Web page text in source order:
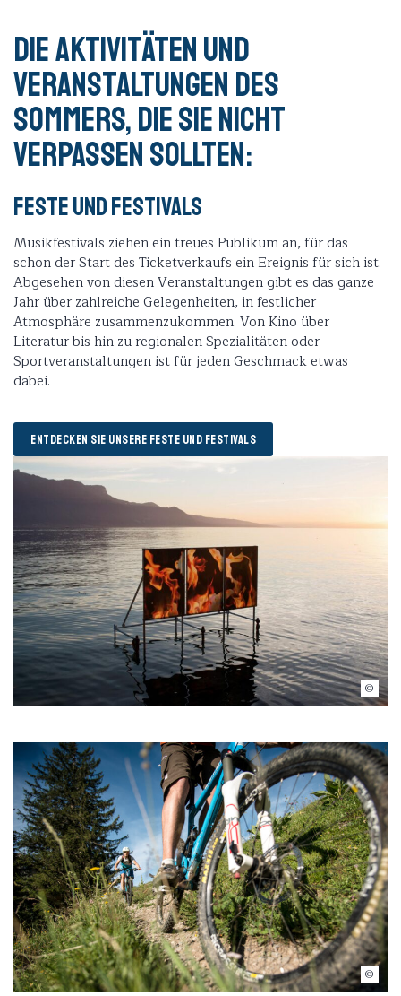
Die Aktivitäten und
Veranstaltungen des
Sommers, die Sie nicht
verpassen sollten:
Feste und Festivals
Musikfestivals ziehen ein treues Publikum an, für das
schon der Start des Ticketverkaufs ein Ereignis für sich ist.
Abgesehen von diesen Veranstaltungen gibt es das ganze
Jahr über zahlreiche Gelegenheiten, in festlicher
Atmosphäre zusammenzukommen. Von Kino über
Literatur bis hin zu regionalen Spezialitäten oder
Sportveranstaltungen ist für jeden Geschmack etwas
dabei.
ENTDECKEN SIE UNSERE FESTE UND FESTIVALS
©Mathilda Olmi
D.CARLIER / davidcarlierphotography.com